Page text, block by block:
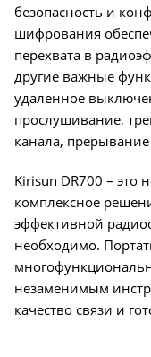
безопасность и
шифрования
перехвата в
другие важные
удаленное
прослушивание,
канала,
Kirisun DR700 – это
комплексное
эффективной
необходимо.
незаменимым
качество связи и